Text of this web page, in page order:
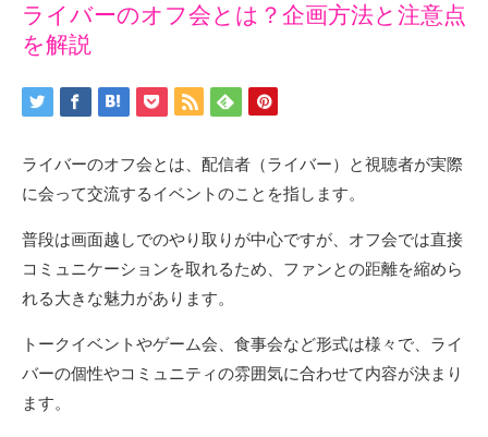
ライバーのオフ会とは？企画方法と注意点
を解説
ライバーのオフ会とは、配信者（ライバー）と視聴者が実際
に会って交流するイベントのことを指します。
普段は画面越しでのやり取りが中心ですが、オフ会では直接
コミュニケーションを取れるため、ファンとの距離を縮めら
れる大きな魅力があります。
トークイベントやゲーム会、食事会など形式は様々で、ライ
バーの個性やコミュニティの雰囲気に合わせて内容が決まり
ます。